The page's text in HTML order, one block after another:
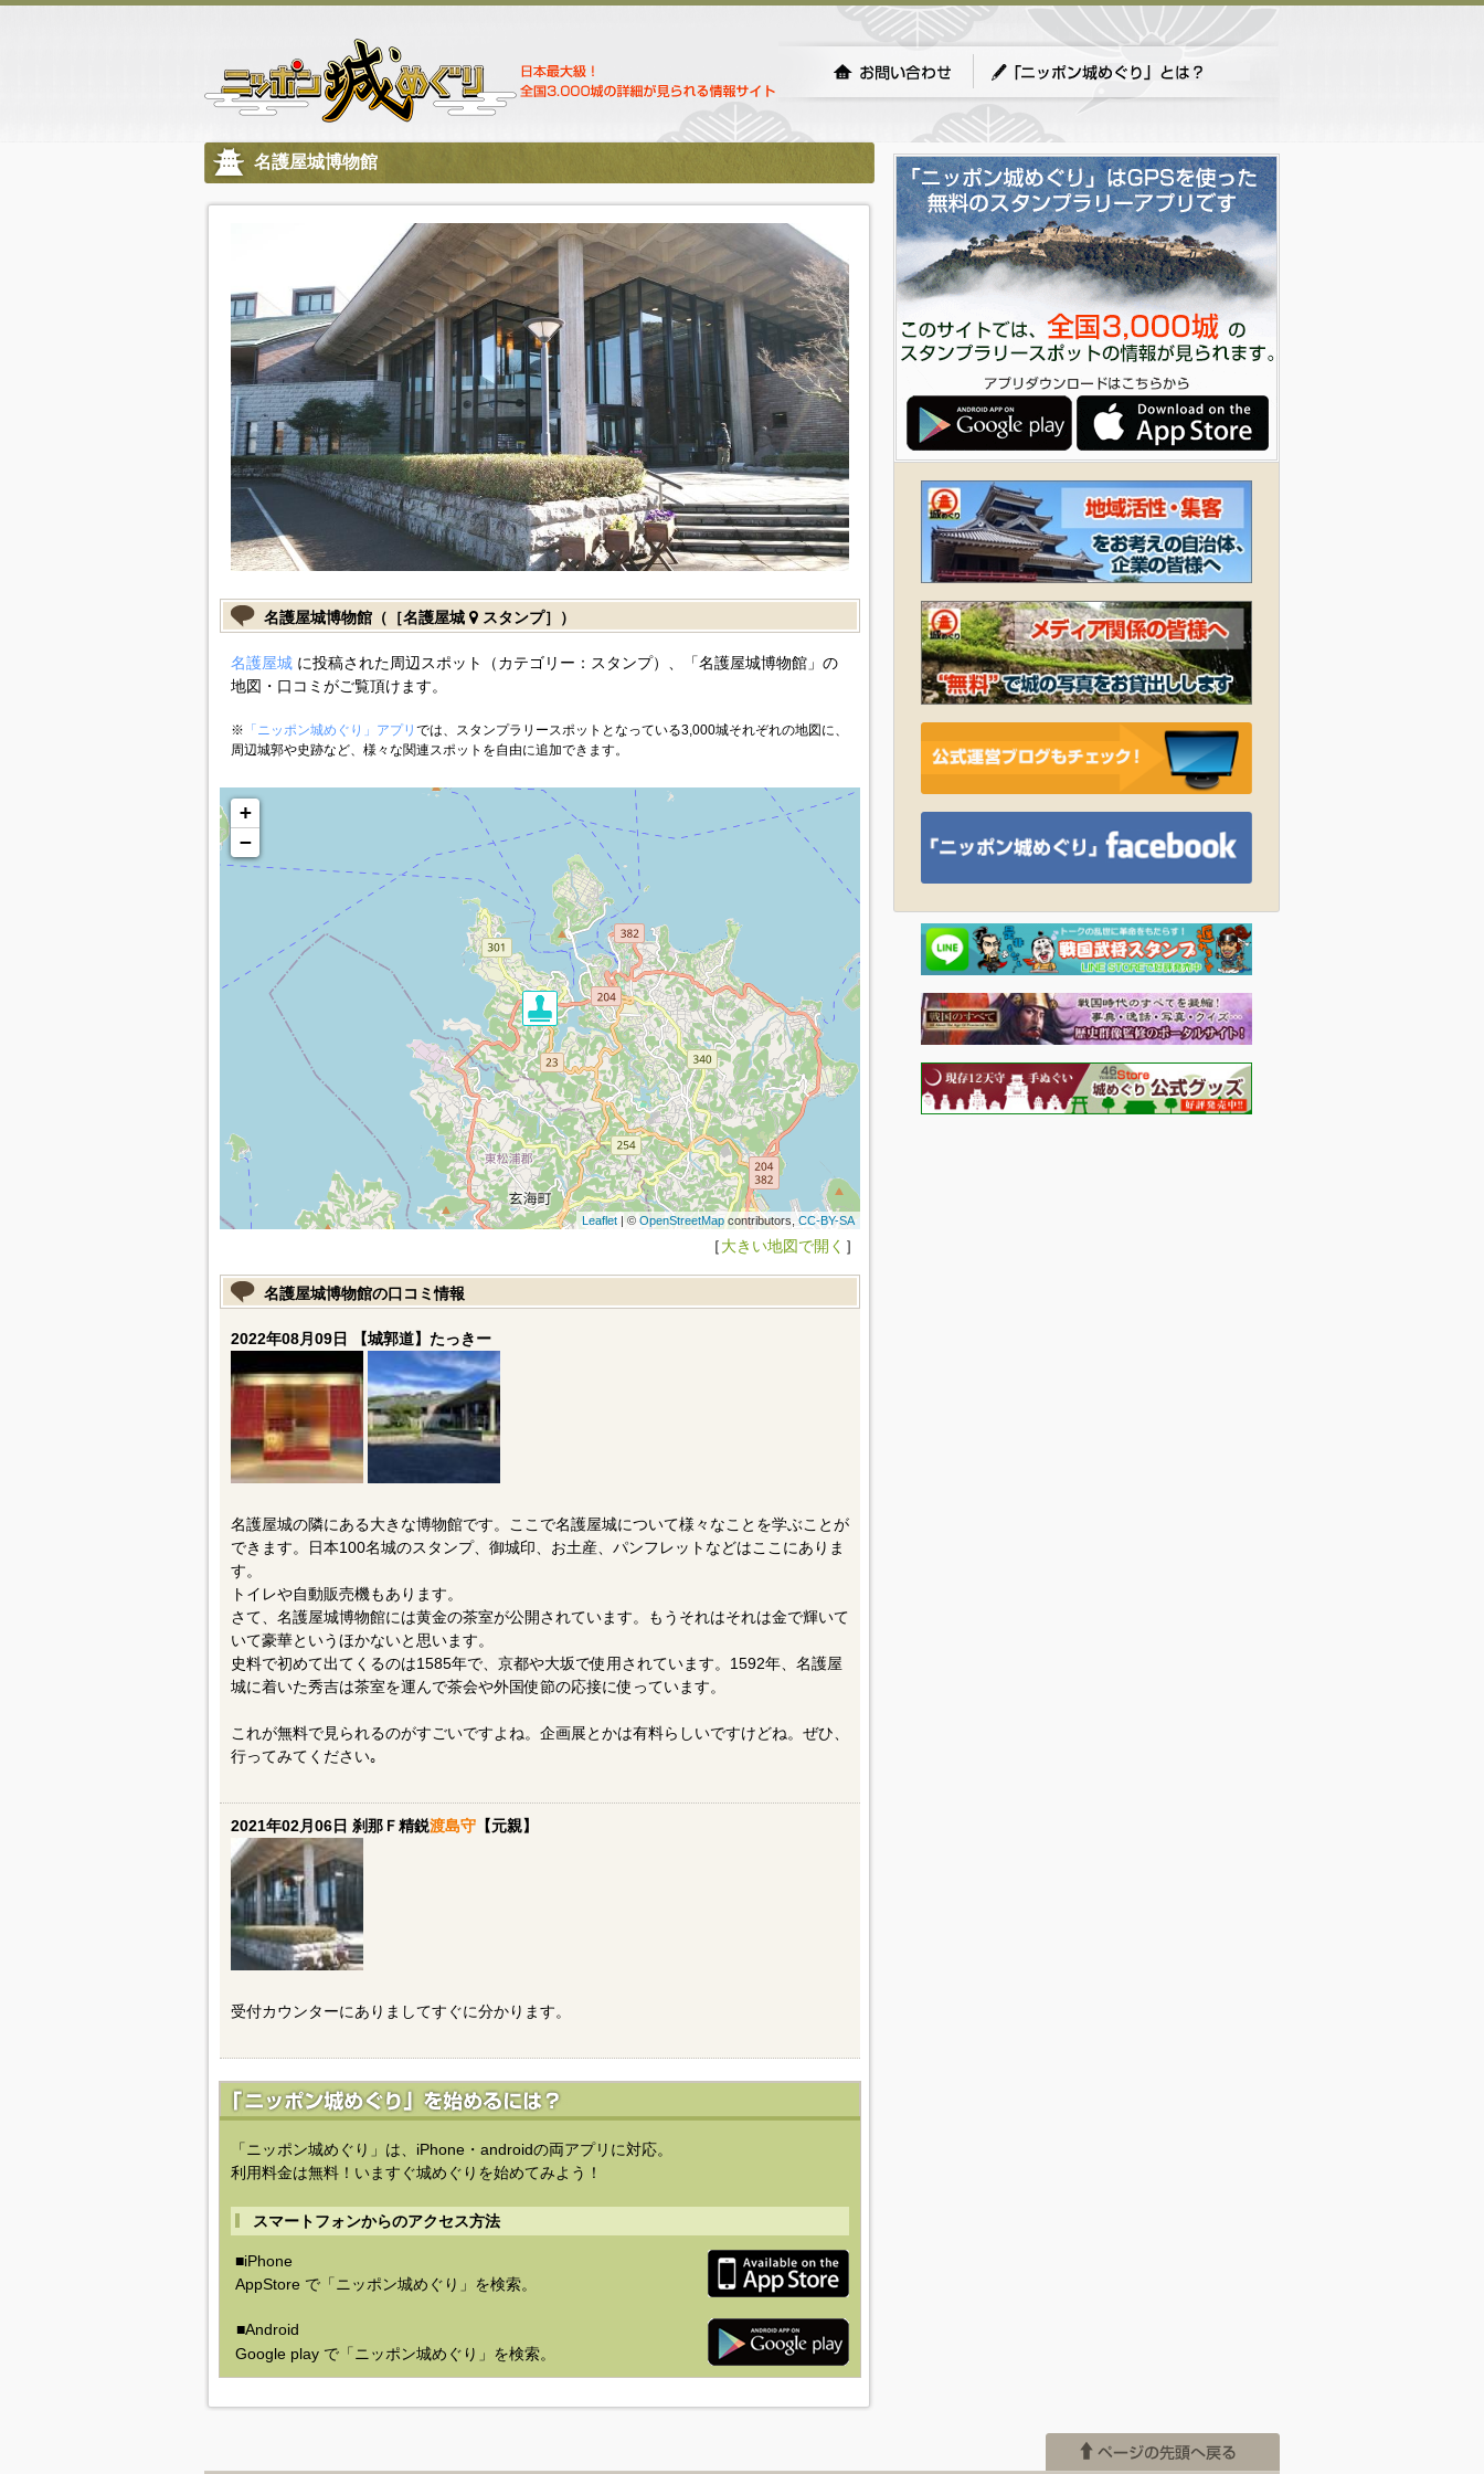
名護屋城博物館
名護屋城博物館（［名護屋城 スタンプ］）
名護屋城に投稿された周辺スポット（カテゴリー：スタンプ）、「名護屋城博物館」の
地図・口コミがご覧頂けます。
※ 「ニッポン城めぐり」アプリ では、スタンプラリースポットとなっている3,000城それぞれの地図に、
周辺城郭や史跡など、様々な関連スポットを自由に追加できます。
+
−
Leaflet| © OpenStreetMapcontributors, CC-BY-SA
［大きい地図で開く ］
名護屋城博物館の口コミ情報
2022年08月09日 【城郭道】たっきー
名護屋城の隣にある大きな博物館です。ここで名護屋城について様々なことを学ぶことが
できます。日本100名城のスタンプ、御城印、お土産、パンフレットなどはここにありま
す。
トイレや自動販売機もあります。
さて、名護屋城博物館には黄金の茶室が公開されています。もうそれはそれは金で輝いて
いて豪華というほかないと思います。
史料で初めて出てくるのは1585年で、京都や大坂で使用されています。1592年、名護屋
城に着いた秀吉は茶室を運んで茶会や外国使節の応接に使っています。
これが無料で見られるのがすごいですよね。企画展とかは有料らしいですけどね。ぜひ、
行ってみてください｡
2021年02月06日 刹那Ｆ精鋭渡島守【元親】
受付カウンターにありましてすぐに分かります。
「ニッポン城めぐり」は、iPhone・androidの両アプリに対応。
利用料金は無料！いますぐ城めぐりを始めてみよう！
スマートフォンからのアクセス方法
■iPhone
AppStore で「ニッポン城めぐり」を検索。
■Android
Google play で「ニッポン城めぐり」を検索。